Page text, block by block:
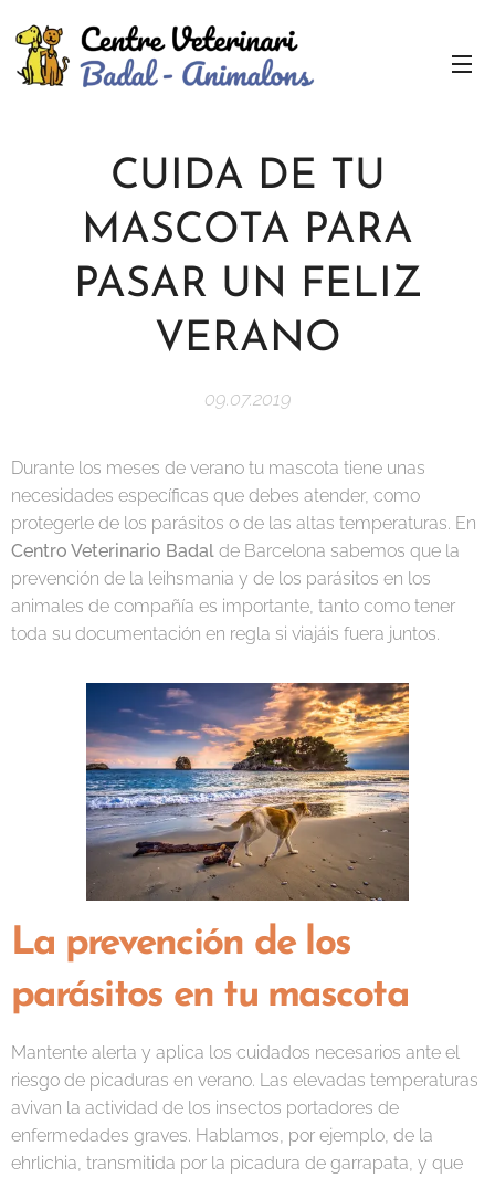
CUIDA DE TU
MASCOTA PARA
PASAR UN FELIZ
VERANO
09.07.2019
Durante los meses de verano tu mascota tiene unas
necesidades específicas que debes atender, como
protegerle de los parásitos o de las altas temperaturas. En
Centro Veterinario Badal de Barcelona sabemos que la
prevención de la leihsmania y de los parásitos en los
animales de compañía es importante, tanto como tener
toda su documentación en regla si viajáis fuera juntos.
La prevención de los
parásitos en tu mascota
Mantente alerta y aplica los cuidados necesarios ante el
riesgo de picaduras en verano. Las elevadas temperaturas
avivan la actividad de los insectos portadores de
enfermedades graves. Hablamos, por ejemplo, de la
ehrlichia, transmitida por la picadura de garrapata, y que